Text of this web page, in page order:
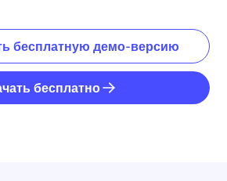
бесплатную демо-версию
бесплатно